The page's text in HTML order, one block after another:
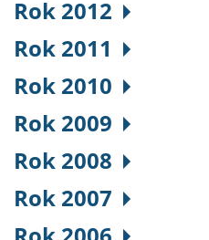
Rok 2012
Rok 2011
Rok 2010
Rok 2009
Rok 2008
Rok 2007